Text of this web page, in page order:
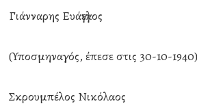
Γιάνναρης Ευάγγελος
(Υποσμηναγός, έπεσε στις 30-10-1940)
Σκρουμπέλος Νικόλαος